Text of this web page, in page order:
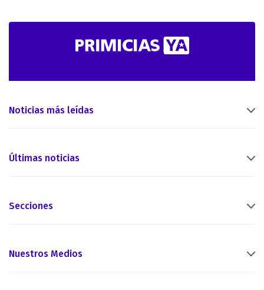
Noticias más leídas
Últimas noticias
Secciones
Nuestros Medios